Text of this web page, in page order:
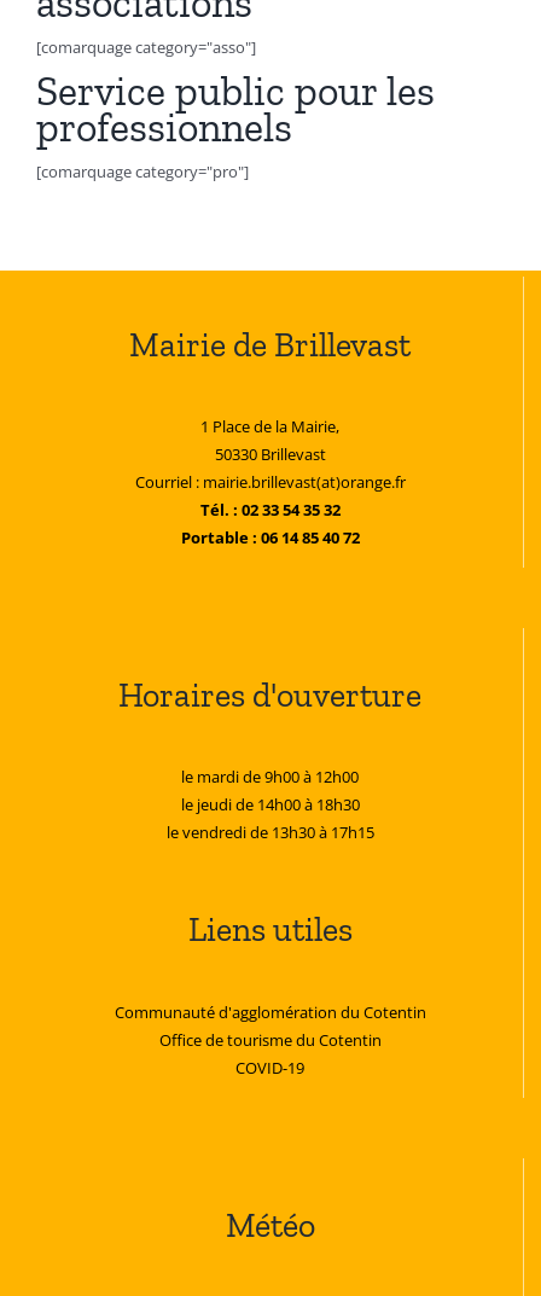
[comarquage category="asso"]
Service public pour les
professionnels
[comarquage category="pro"]
Mairie de Brillevast
1 Place de la Mairie,
50330 Brillevast
Courriel : mairie.brillevast(at)orange.fr
Tél. : 02 33 54 35 32
Portable : 06 14 85 40 72
Horaires d'ouverture
le mardi de 9h00 à 12h00
le jeudi de 14h00 à 18h30
le vendredi de 13h30 à 17h15
Liens utiles
Communauté d'agglomération du Cotentin
Office de tourisme du Cotentin
COVID-19
Météo